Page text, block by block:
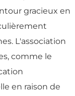
gracieux en
L'association
comme le
en raison de